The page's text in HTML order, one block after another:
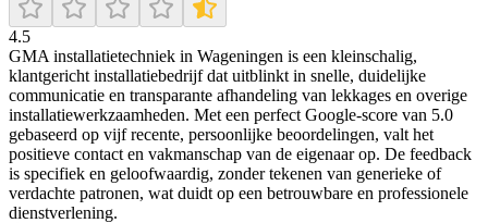
4.5
GMA installatietechniek in Wageningen is een kleinschalig,
klantgericht installatiebedrijf dat uitblinkt in snelle, duidelijke
communicatie en transparante afhandeling van lekkages en overige
installatiewerkzaamheden. Met een perfect Google-score van 5.0
gebaseerd op vijf recente, persoonlijke beoordelingen, valt het
positieve contact en vakmanschap van de eigenaar op. De feedback
is specifiek en geloofwaardig, zonder tekenen van generieke of
verdachte patronen, wat duidt op een betrouwbare en professionele
dienstverlening.